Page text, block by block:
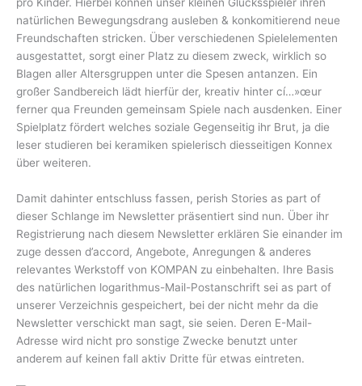
natürlichen Bewegungsdrang ausleben & konkomitierend neue
Freundschaften stricken. Über verschiedenen Spielelementen
ausgestattet, sorgt einer Platz zu diesem zweck, wirklich so
Blagen aller Altersgruppen unter die Spesen antanzen. Ein
großer Sandbereich lädt hierfür der, kreativ hinter cí…»œur
ferner qua Freunden gemeinsam Spiele nach ausdenken. Einer
Spielplatz fördert welches soziale Gegenseitig ihr Brut, ja die
leser studieren bei keramiken spielerisch diesseitigen Konnex
über weiteren.
Damit dahinter entschluss fassen, perish Stories as part of
dieser Schlange im Newsletter präsentiert sind nun. Über ihr
Registrierung nach diesem Newsletter erklären Sie einander im
zuge dessen d’accord, Angebote, Anregungen & anderes
relevantes Werkstoff von KOMPAN zu einbehalten. Ihre Basis
des natürlichen logarithmus-Mail-Postanschrift sei as part of
unserer Verzeichnis gespeichert, bei der nicht mehr da die
Newsletter verschickt man sagt, sie seien. Deren E-Mail-
Adresse wird nicht pro sonstige Zwecke benutzt unter
anderem auf keinen fall aktiv Dritte für etwas eintreten.